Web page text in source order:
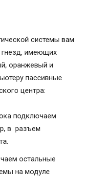
системы вам
гнезд, имеющих
оранжевый и
пассивные
центра:
подключаем
в разъем
остальные
на модуле